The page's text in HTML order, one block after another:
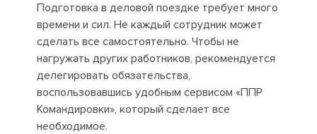
Подготовка в деловой поездке требует много
времени и сил. Не каждый сотрудник может
сделать все самостоятельно. Чтобы не
нагружать других работников, рекомендуется
делегировать обязательства,
воспользовавшись удобным сервисом «ППР
Командировки», который сделает все
необходимое.